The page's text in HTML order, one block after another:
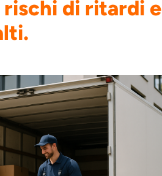
rischi di ritardi e